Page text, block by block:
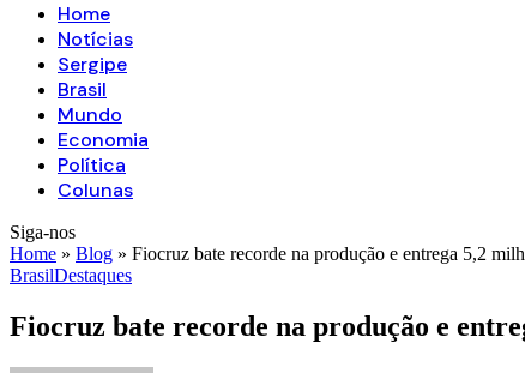
Home
Notícias
Sergipe
Brasil
Mundo
Economia
Política
Colunas
Siga-nos
Home » Blog » Fiocruz bate recorde na produção e entrega 5,2
BrasilDestaques
Fiocruz bate recorde na produção e